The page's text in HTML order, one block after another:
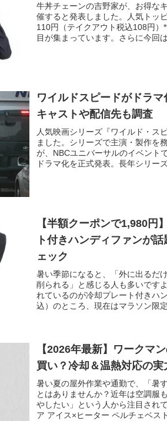
牛丼チェーンの吉野家が、お得な
催すると発表しました。人気トッ
110円（テイクアウト税込108円
目が集まっています。さらに今回
ワイルドスピードがドラ
キャストや配信先も調査
人気映画シリーズ『ワイルド・ス
ました。シリーズで主演・製作を
が、NBCユニバーサルのイベント
ドラマ化を正式発表。長年シリー
【半額クーポンで1,980円
ト付きハンディファンが
ェック
暑い季節になると、「外に出るだ
削られる」と感じる人も多いです
れているのが冷却プレート付きハ
込）のところ、現在はマラソン限
【2026年最新】ワークマ
買い？冷却＆温熱対応の実
暑い夏の屋外作業や通勤で、「暑
とはありませんか？近年は空調服
やしたい」という人から注目され
ア アイス×ヒーター ペルチェベス